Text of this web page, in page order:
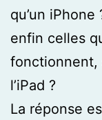
qu’un
enfin celles
fonctionnent,
l’iPad ?
La réponse